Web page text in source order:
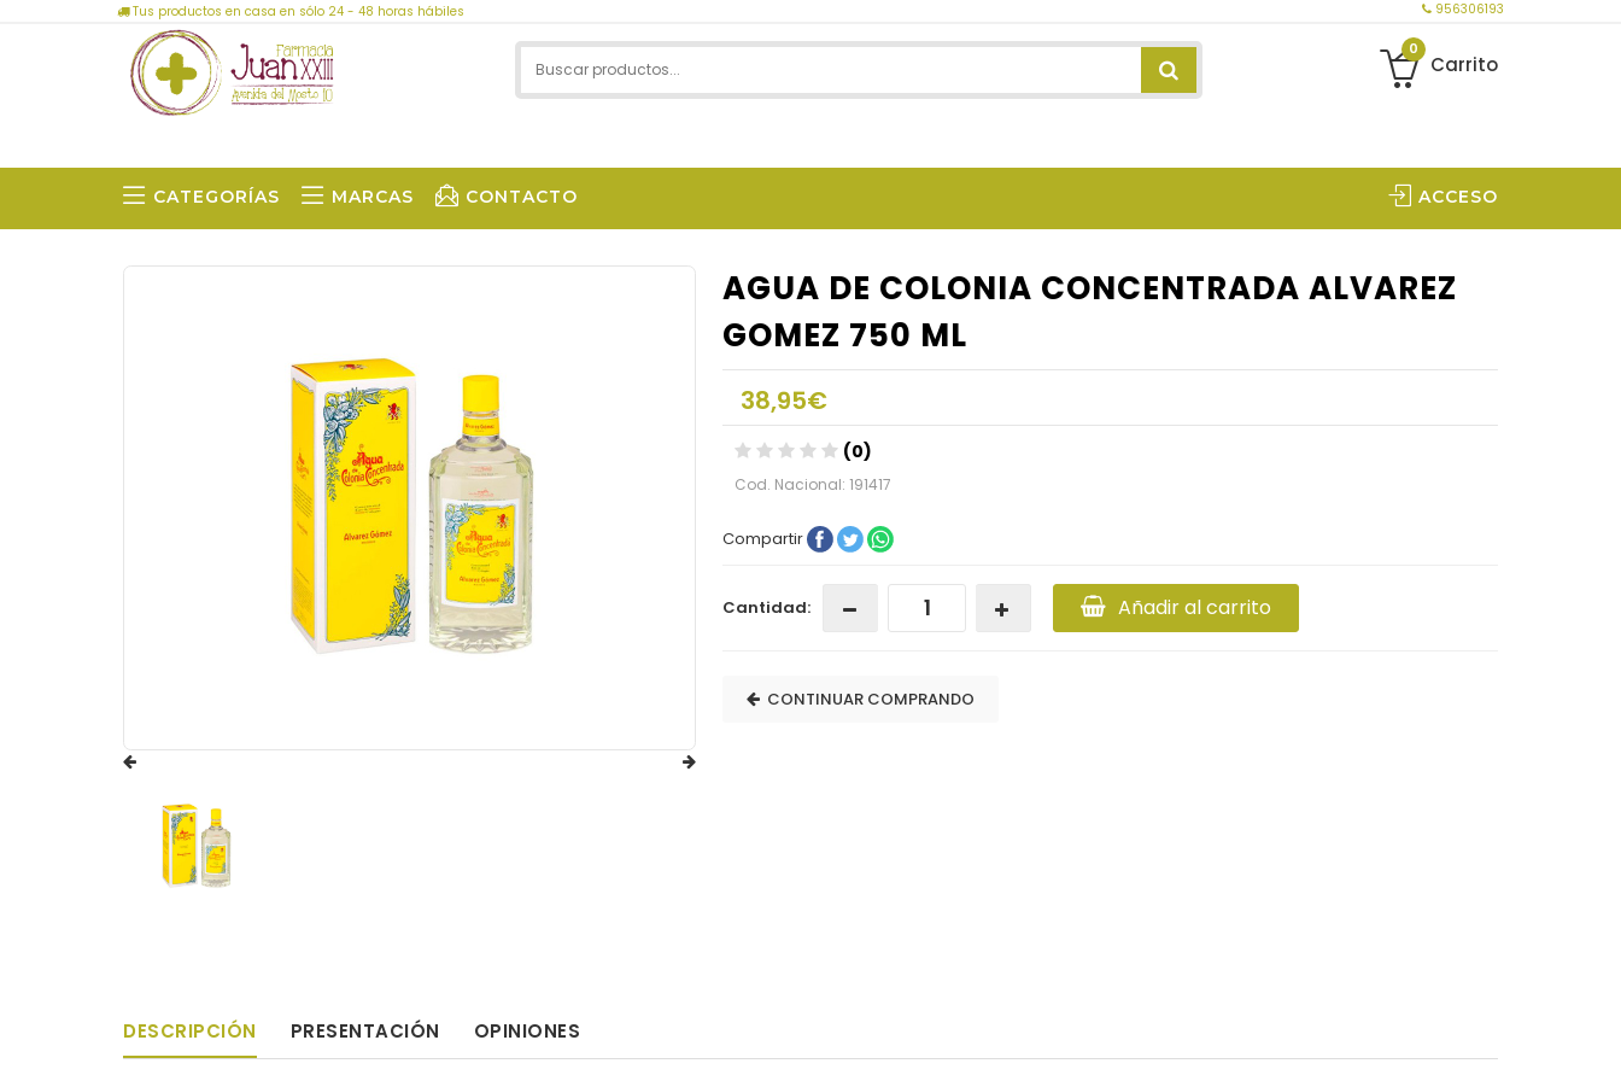
Tus productos en casa en sólo 24 - 48 horas hábiles 956306193
0
Carrito
CATEGORÍAS MARCAS CONTACTO ACCESO
AGUA DE COLONIA CONCENTRADA ALVAREZ
GOMEZ 750 ML
38,95€
(0)
Cod. Nacional: 191417
Compartir
Cantidad: Añadir al carrito
CONTINUAR COMPRANDO
DESCRIPCIÓN PRESENTACIÓN OPINIONES